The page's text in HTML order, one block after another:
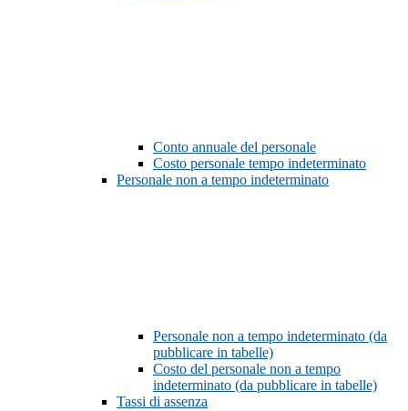
Conto annuale del personale
Costo personale tempo indeterminato
Personale non a tempo indeterminato
Personale non a tempo indeterminato (da
pubblicare in tabelle)
Costo del personale non a tempo
indeterminato (da pubblicare in tabelle)
Tassi di assenza